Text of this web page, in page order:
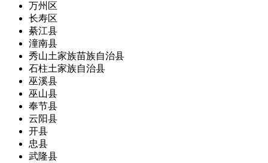
万州区
长寿区
綦江县
潼南县
秀山土家族苗族自治县
石柱土家族自治县
巫溪县
巫山县
奉节县
云阳县
开县
忠县
武隆县